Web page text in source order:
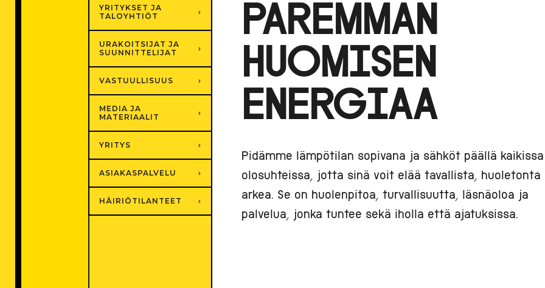
YRITYKSET JA
TALOYHTIÖT
URAKOITSIJAT JA
SUUNNITTELIJAT
VASTUULLISUUS
MEDIA JA
MATERIAALIT
YRITYS
ASIAKASPALVELU
HÄIRIÖTILANTEET
PAREMMAN
HUOMISEN
ENERGIAA
Pidämme lämpötilan sopivana ja sähköt päällä kaikissa
olosuhteissa, jotta sinä voit elää tavallista, huoletonta
arkea. Se on huolenpitoa, turvallisuutta, läsnäoloa ja
palvelua, jonka tuntee sekä iholla että ajatuksissa.